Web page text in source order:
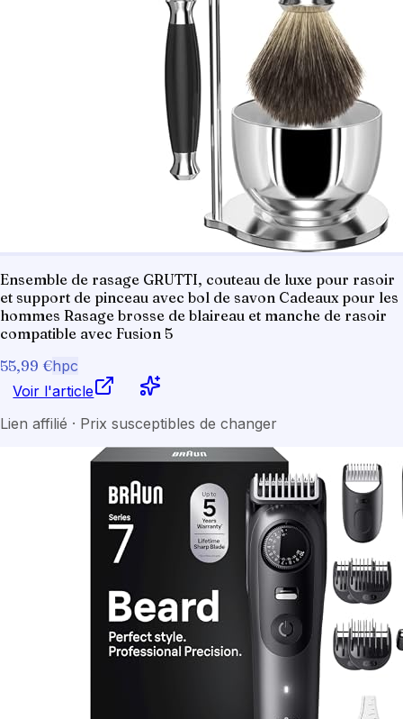
Ensemble de rasage GRUTTI, couteau de luxe pour rasoir
et support de pinceau avec bol de savon Cadeaux pour les
hommes Rasage brosse de blaireau et manche de rasoir
compatible avec Fusion 5
55,99 €hpc
Voir l'article
Lien affilié · Prix susceptibles de changer